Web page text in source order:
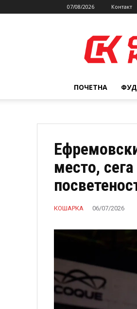
07/08/2026 Контакт
ПОЧЕТНА
место,
КОШАРКА 06/07/2026